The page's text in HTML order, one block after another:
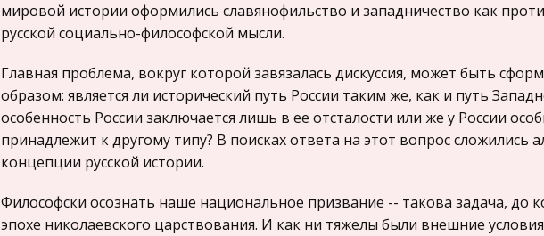
мировой истории оформились славянофильство и западничество как
русской социально-философской мысли.
Главная проблема, вокруг которой завязалась дискуссия, может быть
образом: является ли исторический путь России таким же, как и путь
особенность России заключается лишь в ее отсталости или же у России
принадлежит к другому типу? В поисках ответа на этот вопрос сложились
концепции русской истории.
Философски осознать наше национальное призвание -- такова задача, до
эпохе николаевского царствования. И как ни тяжелы были внешние